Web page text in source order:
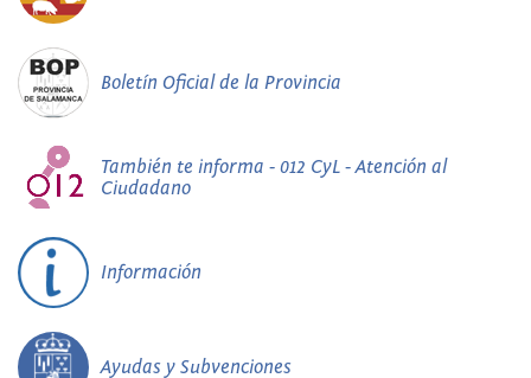
Boletín Oficial de la Provincia
También te informa - 012 CyL - Atención al
Ciudadano
Información
Ayudas y Subvenciones